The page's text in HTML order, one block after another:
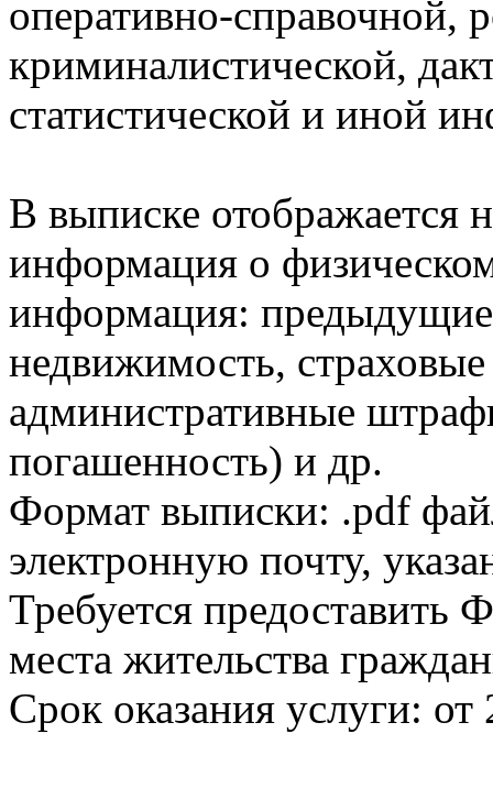
оперативно-справочной,
криминалистической,
статистической и иной
В выписке отображается
информация о
информация:
недвижимость,
административные
погашенность) и др.
Формат выписки: .pdf
электронную почту,
Требуется
места жительства
Срок оказания услуги: от